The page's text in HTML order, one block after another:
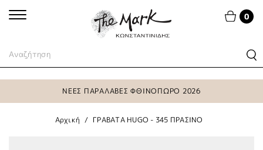
0
ΝΕΕΣ ΠΑΡΑΛΑΒΕΣ ΦΘΙΝΟΠΩΡΟ 2026
Αρχική ΓΡΑΒΑΤΑ HUGO - 345 ΠΡΑΣΙΝΟ